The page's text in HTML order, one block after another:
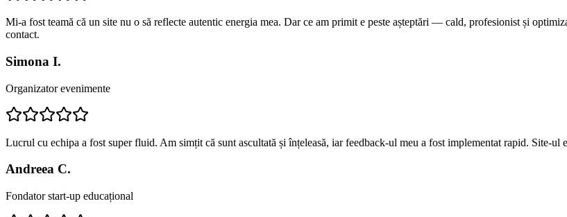
Mi-a fost teamă că un site nu o să reflecte autentic energia mea. Dar ce am primit e peste așteptări — cald, profesionist și
contact.
Simona I.
Organizator evenimente
Lucrul cu echipa a fost super fluid. Am simțit că sunt ascultată și înțeleasă, iar feedback-ul meu a fost implementat rapid. Site-ul
Andreea C.
Fondator start-up educațional